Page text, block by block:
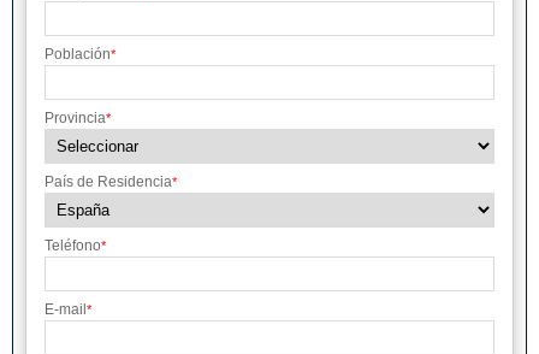
Población*
Provincia*
País de Residencia*
Teléfono*
E-mail *